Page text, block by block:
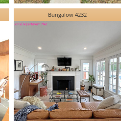
Bungalow 4232